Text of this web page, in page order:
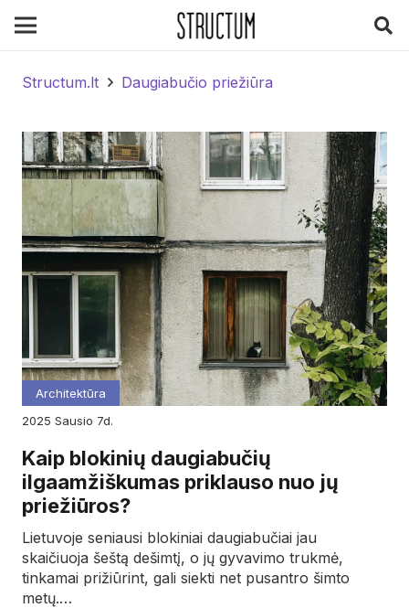
Structum.lt Daugiabučio priežiūra
Architektūra
2025
sausio 7d.
Kaip blokinių daugiabučių
ilgaamžiškumas priklauso nuo jų
priežiūros?
Lietuvoje seniausi blokiniai daugiabučiai jau
skaičiuoja šeštą dešimtį, o jų gyvavimo trukmė,
tinkamai prižiūrint, gali siekti net pusantro šimto
metų.…